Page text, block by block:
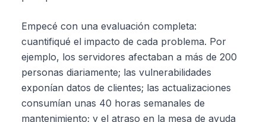
Empecé con una evaluación completa:
cuantifiqué el impacto de cada problema. Por
ejemplo, los servidores afectaban a más de 200
personas diariamente; las vulnerabilidades
exponían datos de clientes; las actualizaciones
consumían unas 40 horas semanales de
mantenimiento; y el atraso en la mesa de ayuda